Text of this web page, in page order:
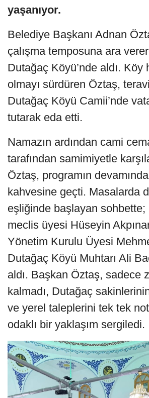
yaşanıyor.
Belediye Başkanı Adnan
çalışma temposuna ara
Dutağaç Köyü’nde aldı. Köy
olmayı sürdüren Öztaş,
Dutağaç Köyü Camii’nde
tutarak eda etti.
Namazın ardından cami
tarafından samimiyetle
Öztaş, programın
kahvesine geçti. Masalarda
eşliğinde başlayan sohbette;
meclis üyesi Hüseyin
Yönetim Kurulu Üyesi
Dutağaç Köyü Muhtarı Ali
aldı. Başkan Öztaş, sadece
kalmadı, Dutağaç
ve yerel taleplerini tek tek
odaklı bir yaklaşım sergiledi.